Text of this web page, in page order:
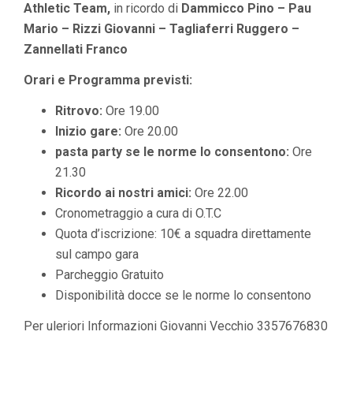
Athletic Team, in ricordo di Dammicco Pino – Pau
Mario – Rizzi Giovanni – Tagliaferri Ruggero –
Zannellati Franco
Orari e Programma previsti:
Ritrovo: Ore 19.00
Inizio gare: Ore 20.00
pasta party se le norme lo consentono: Ore
21.30
Ricordo ai nostri amici: Ore 22.00
Cronometraggio a cura di O.T.C
Quota d’iscrizione: 10€ a squadra direttamente
sul campo gara
Parcheggio Gratuito
Disponibilità docce se le norme lo consentono
Per uleriori Informazioni Giovanni Vecchio 3357676830